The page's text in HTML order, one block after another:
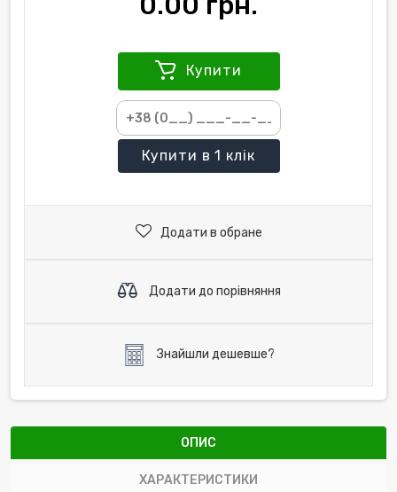
Купити
Купити в 1 клік
Додати в обране
Додати до порівняння
Знайшли дешевше?
ОПИС
ХАРАКТЕРИСТИКИ